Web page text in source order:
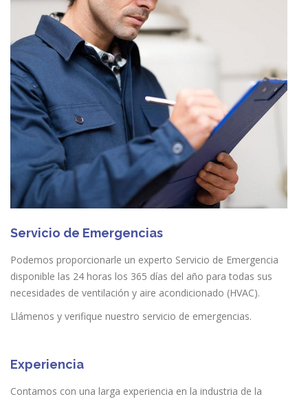
Servicio de Emergencias
Podemos proporcionarle un experto Servicio de Emergencia
disponible las 24 horas los 365 días del año para todas sus
necesidades de ventilación y aire acondicionado (HVAC).
Llámenos y verifique nuestro servicio de emergencias.
Experiencia
Contamos con una larga experiencia en la industria de la